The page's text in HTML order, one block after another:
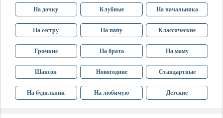
На дочку Клубные На начальника
На сестру На папу Классические
Громкие На брата На маму
Шансон Новогодние Стандартные
На будильник На любимую Детские